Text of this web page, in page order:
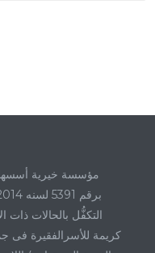
مؤسسة خيرية
التكفُّل بالحالات ذات
كريمة للأسرالفقيرة